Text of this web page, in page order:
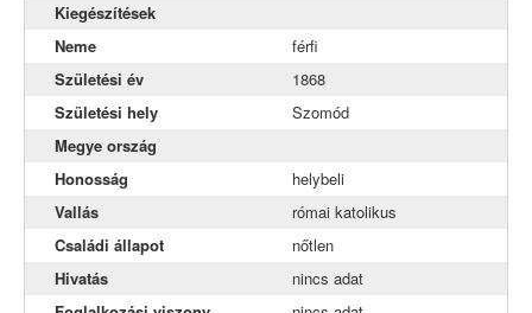
Szomód
Tata
Tóváros
Vértestolna
Kiegészítések
Neme
férfi
Születési év
1868
Születési hely
Szomód
Megye ország
Honosság
helybeli
Vallás
római katolikus
Családi állapot
nőtlen
Hivatás
nincs adat